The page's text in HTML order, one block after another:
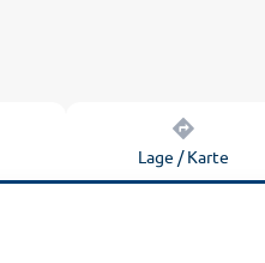
Lage / Karte